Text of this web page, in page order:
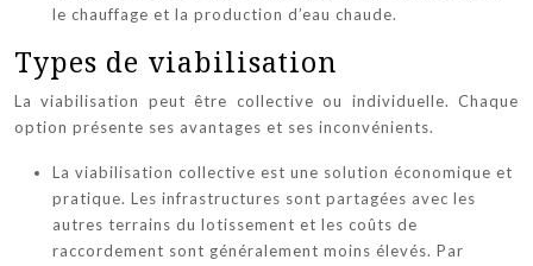
le chauffage et la production d’eau chaude.
Types de viabilisation
La viabilisation peut être collective ou individuelle. Chaque
option présente ses avantages et ses inconvénients.
La viabilisation collective est une solution économique et
pratique. Les infrastructures sont partagées avec les
autres terrains du lotissement et les coûts de
raccordement sont généralement moins élevés. Par